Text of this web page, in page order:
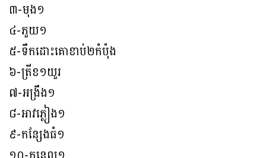
៣-មុង១
៤-ភួយ១
៥-ទឹកដោះគោខាប់២កំប៉ុង
៦-ត្រីខ១យួរ
៧-អង្រឹង១
៨-អាវភ្លៀង១
៩-កន្សែងធំ១